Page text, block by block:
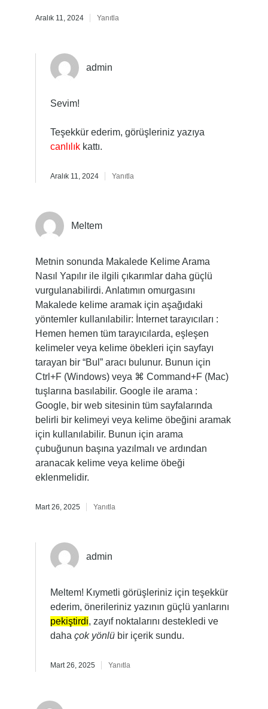
Aralık 11, 2024 Yanıtla
admin
Sevim!
Teşekkür ederim, görüşleriniz yazıya
canlılıkkattı.
Aralık 11, 2024 Yanıtla
Meltem
Metnin sonunda Makalede Kelime Arama
Nasıl Yapılır ile ilgili çıkarımlar daha güçlü
vurgulanabilirdi. Anlatımın omurgasını
Makalede kelime aramak için aşağıdaki
yöntemler kullanılabilir: İnternet tarayıcıları :
Hemen hemen tüm tarayıcılarda, eşleşen
kelimeler veya kelime öbekleri için sayfayı
tarayan bir “Bul” aracı bulunur. Bunun için
Ctrl+F (Windows) veya ⌘ Command+F (Mac)
tuşlarına basılabilir. Google ile arama :
Google, bir web sitesinin tüm sayfalarında
belirli bir kelimeyi veya kelime öbeğini aramak
için kullanılabilir. Bunun için arama
çubuğunun başına yazılmalı ve ardından
aranacak kelime veya kelime öbeği
eklenmelidir.
Mart 26, 2025 Yanıtla
admin
Meltem! Kıymetli görüşleriniz için teşekkür
ederim, önerileriniz yazının güçlü yanlarını
pekiştirdi, zayıf noktalarını destekledi ve
daha çok yönlübir içerik sundu.
Mart 26, 2025 Yanıtla